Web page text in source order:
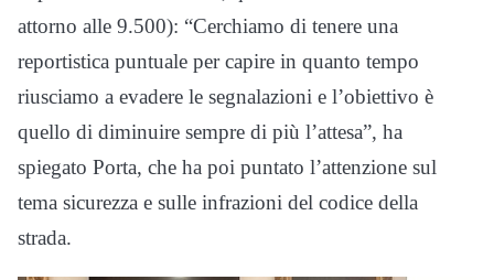
attorno alle 9.500): “Cerchiamo di tenere una
reportistica puntuale per capire in quanto tempo
riusciamo a evadere le segnalazioni e l’obiettivo è
quello di diminuire sempre di più l’attesa”, ha
spiegato Porta, che ha poi puntato l’attenzione sul
tema sicurezza e sulle infrazioni del codice della
strada.